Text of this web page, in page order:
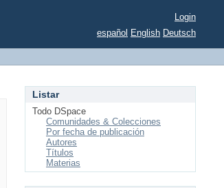
Login
español English Deutsch
Listar
Todo DSpace
Comunidades & Colecciones
Por fecha de publicación
Autores
Títulos
Materias